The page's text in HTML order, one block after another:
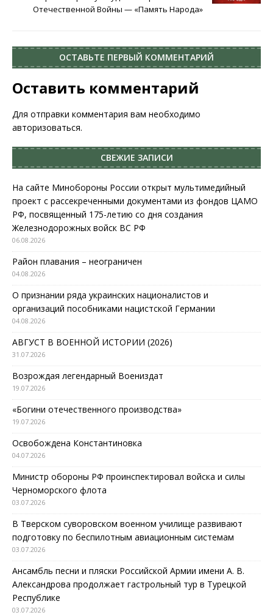
Отечественной Войны — «Память Народа»
ОСТАВЬТЕ ПЕРВЫЙ КОММЕНТАРИЙ
Оставить комментарий
Для отправки комментария вам необходимо
авторизоваться.
СВЕЖИЕ ЗАПИСИ
На сайте Минобороны России открыт мультимедийный
проект с рассекреченными документами из фондов ЦАМО
РФ, посвященный 175-летию со дня создания
Железнодорожных войск ВС РФ
06.08.2026
Район плавания – неограничен
04.08.2026
О признании ряда украинских националистов и
организаций пособниками нацистской Германии
04.08.2026
АВГУСТ В ВОЕННОЙ ИСТОРИИ (2026)
31.07.2026
Возрождая легендарный Воениздат
19.07.2026
«Богини отечественного производства»
19.07.2026
Освобождена Константиновка
04.07.2026
Министр обороны РФ проинспектировал войска и силы
Черноморского флота
03.07.2026
В Тверском суворовском военном училище развивают
подготовку по беспилотным авиационным системам
03.07.2026
Ансамбль песни и пляски Российской Армии имени А. В.
Александрова продолжает гастрольный тур в Турецкой
Республике
03.07.2026